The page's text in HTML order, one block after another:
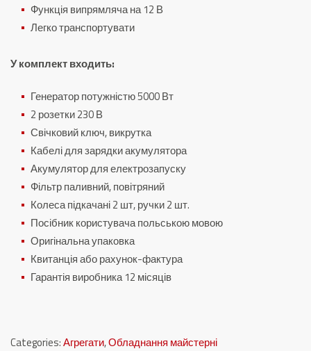
Функція випрямляча на 12 В
Легко транспортувати
У комплект входить:
Генератор потужністю 5000 Вт
2 розетки 230 В
Свічковий ключ, викрутка
Кабелі для зарядки акумулятора
Акумулятор для електрозапуску
Фільтр паливний, повітряний
Колеса підкачані 2 шт, ручки 2 шт.
Посібник користувача польською мовою
Оригінальна упаковка
Квитанція або рахунок-фактура
Гарантія виробника 12 місяців
Categories:Агрегати,Обладнання майстерні